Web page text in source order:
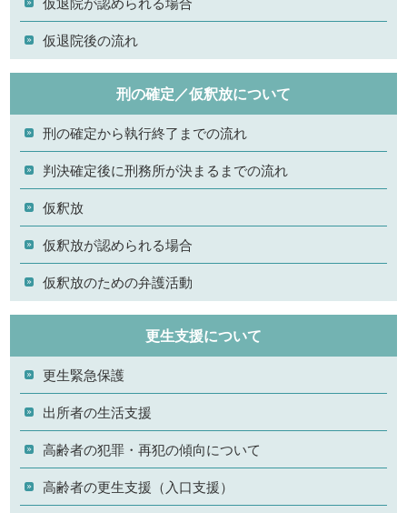
仮退院後の流れ
刑の確定／仮釈放について
刑の確定から執行終了までの流れ
判決確定後に刑務所が決まるまでの流れ
仮釈放
仮釈放が認められる場合
仮釈放のための弁護活動
更生支援について
更生緊急保護
出所者の生活支援
高齢者の犯罪・再犯の傾向について
高齢者の更生支援（入口支援）